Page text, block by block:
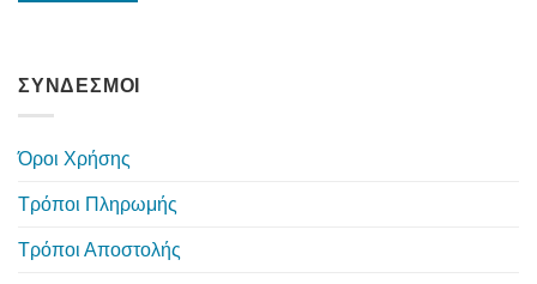
ΣΥΝΔΕΣΜΟΙ
Όροι Χρήσης
Τρόποι Πληρωμής
Τρόποι Αποστολής